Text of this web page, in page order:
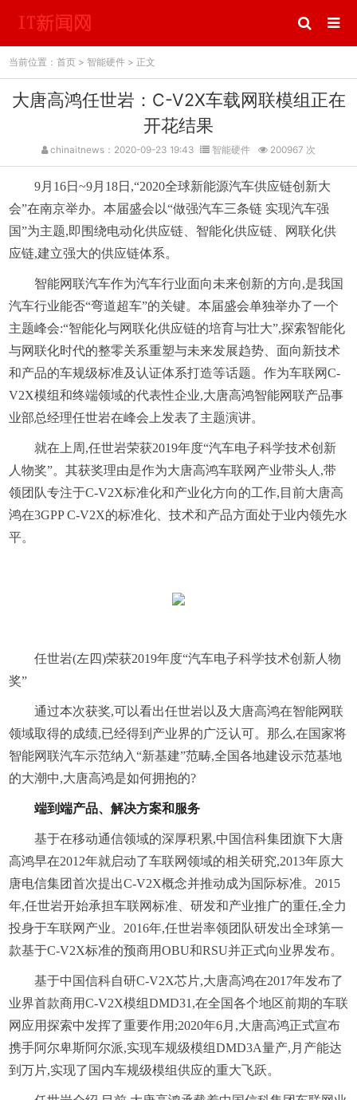
当前位置： 首页> 智能硬件> 正文
大唐高鸿任世岩：C-V2X车载网联模组正在
开花结果
chinaitnews：2020-09-23 19:43 智能硬件 200967 次
9月16日~9月18日,“2020全球新能源汽车供应链创新大
会”在南京举办。本届盛会以“做强汽车三条链 实现汽车强
国”为主题,即围绕电动化供应链、智能化供应链、网联化供
应链,建立强大的供应链体系。
智能网联汽车作为汽车行业面向未来创新的方向,是我国
汽车行业能否“弯道超车”的关键。本届盛会单独举办了一个
主题峰会:“智能化与网联化供应链的培育与壮大”,探索智能化
与网联化时代的整零关系重塑与未来发展趋势、面向新技术
和产品的车规级标准及认证体系打造等话题。作为车联网C-
V2X模组和终端领域的代表性企业,大唐高鸿智能网联产品事
业部总经理任世岩在峰会上发表了主题演讲。
就在上周,任世岩荣获2019年度“汽车电子科学技术创新
人物奖”。其获奖理由是作为大唐高鸿车联网产业带头人,带
领团队专注于C-V2X标准化和产业化方向的工作,目前大唐高
鸿在3GPP C-V2X的标准化、技术和产品方面处于业内领先水
平。
任世岩(左四)荣获2019年度“汽车电子科学技术创新人物
奖”
通过本次获奖,可以看出任世岩以及大唐高鸿在智能网联
领域取得的成绩,已经得到产业界的广泛认可。那么,在国家将
智能网联汽车示范纳入“新基建”范畴,全国各地建设示范基地
的大潮中,大唐高鸿是如何拥抱的?
端到端产品、解决方案和服务
基于在移动通信领域的深厚积累,中国信科集团旗下大唐
高鸿早在2012年就启动了车联网领域的相关研究,2013年原大
唐电信集团首次提出C-V2X概念并推动成为国际标准。2015
年,任世岩开始承担车联网标准、研发和产业推广的重任,全力
投身于车联网产业。2016年,任世岩率领团队研发出全球第一
款基于C-V2X标准的预商用OBU和RSU并正式向业界发布。
基于中国信科自研C-V2X芯片,大唐高鸿在2017年发布了
业界首款商用C-V2X模组DMD31,在全国各个地区前期的车联
网应用探索中发挥了重要作用;2020年6月,大唐高鸿正式宣布
携手阿尔卑斯阿尔派,实现车规级模组DMD3A量产,月产能达
到万片,实现了国内车规级模组供应的重大飞跃。